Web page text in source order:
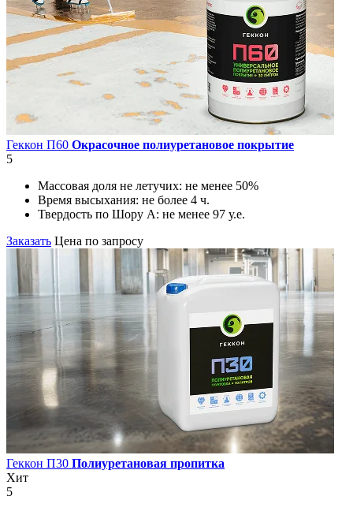
Геккон П60 Окрасочное полиуретановое покрытие
5
Массовая доля не летучих: не менее 50%
Время высыхания: не более 4 ч.
Твердость по Шору А: не менее 97 у.е.
Заказать Цена по запросу
Геккон П30 Полиуретановая пропитка
Хит
5